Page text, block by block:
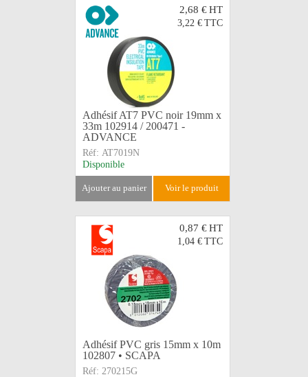
2,68 €HT
3,22 € TTC
Adhésif AT7 PVC noir 19mm x
33m 102914 / 200471 -
ADVANCE
Réf: AT7019N
Disponible
ajouter au panier voir le produit
0,87 €HT
1,04 € TTC
Adhésif PVC gris 15mm x 10m
102807 • SCAPA
Réf: 270215G